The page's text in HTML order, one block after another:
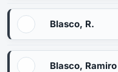
Blasco, R.
Blasco, Ramiro